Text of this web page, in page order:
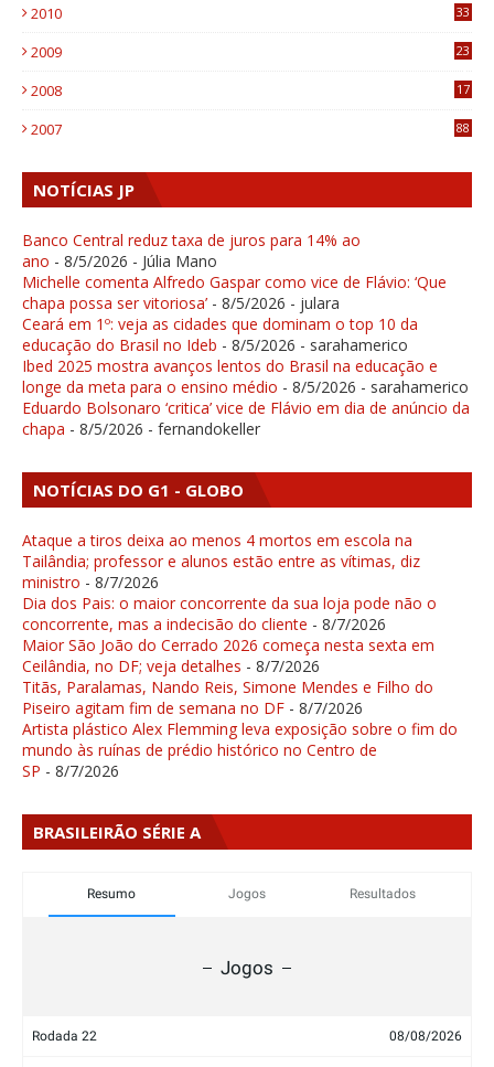
2010
33
2009
23
2008
17
2007 88
NOTÍCIAS JP
Banco Central reduz taxa de juros para 14% ao
ano - 8/5/2026 - Júlia Mano
Michelle comenta Alfredo Gaspar como vice de Flávio: ‘Que
chapa possa ser vitoriosa’ - 8/5/2026 - julara
Ceará em 1º: veja as cidades que dominam o top 10 da
educação do Brasil no Ideb - 8/5/2026 - sarahamerico
Ibed 2025 mostra avanços lentos do Brasil na educação e
longe da meta para o ensino médio - 8/5/2026 - sarahamerico
Eduardo Bolsonaro ‘critica’ vice de Flávio em dia de anúncio da
chapa - 8/5/2026 - fernandokeller
NOTÍCIAS DO G1 - GLOBO
Ataque a tiros deixa ao menos 4 mortos em escola na
Tailândia; professor e alunos estão entre as vítimas, diz
ministro - 8/7/2026
Dia dos Pais: o maior concorrente da sua loja pode não o
concorrente, mas a indecisão do cliente - 8/7/2026
Maior São João do Cerrado 2026 começa nesta sexta em
Ceilândia, no DF; veja detalhes - 8/7/2026
Titãs, Paralamas, Nando Reis, Simone Mendes e Filho do
Piseiro agitam fim de semana no DF - 8/7/2026
Artista plástico Alex Flemming leva exposição sobre o fim do
mundo às ruínas de prédio histórico no Centro de
SP - 8/7/2026
BRASILEIRÃO SÉRIE A
Resumo Jogos Resultados
Jogos
Rodada 22 08/08/2026